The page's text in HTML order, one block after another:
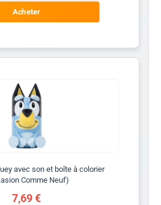
Acheter
avec son et boîte à colorier
Comme Neuf)
7,69 €